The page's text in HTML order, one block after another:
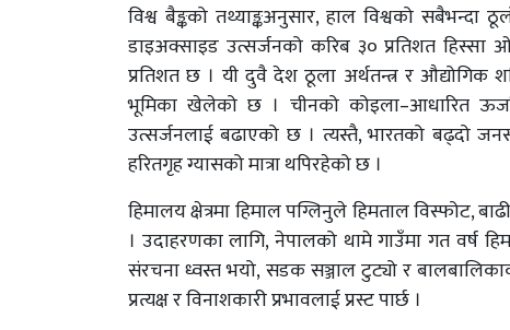
विश्व बैङ्कको तथ्याङ्कअनुसार, हाल विश्वको
डाइअक्साइड उत्सर्जनको करिब ३० प्रतिशत
प्रतिशत छ । यी दुवै देश ठूला अर्थतन्त्र र औद्योगिक
भूमिका खेलेको छ । चीनको कोइला–आधारित
उत्सर्जनलाई बढाएको छ । त्यस्तै, भारतको बढ्दो
हरितगृह ग्यासको मात्रा थपिरहेको छ ।
हिमालय क्षेत्रमा हिमाल पग्लिनुले हिमताल विस्फोट,
। उदाहरणका लागि, नेपालको थामे गाउँमा गत वर्ष
संरचना ध्वस्त भयो, सडक सञ्जाल टुट्यो र
प्रत्यक्ष र विनाशकारी प्रभावलाई प्रस्ट पार्छ ।